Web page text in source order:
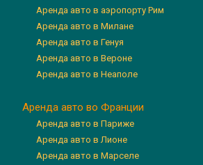
Аренда авто в аэропорту Рим
Аренда авто в Милане
Аренда авто в Генуя
Аренда авто в Вероне
Аренда авто в Неаполе
Аренда авто во Франции
Аренда авто в Париже
Аренда авто в Лионе
Аренда авто в Марселе